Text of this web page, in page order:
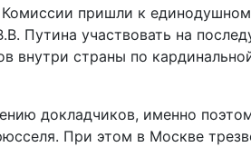
пришли к
Путина участвовать на
внутри страны по
докладчиков, именно
При этом в Москве